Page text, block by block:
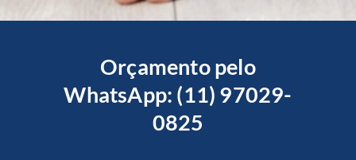
Orçamento pelo
WhatsApp: (11) 97029-
0825